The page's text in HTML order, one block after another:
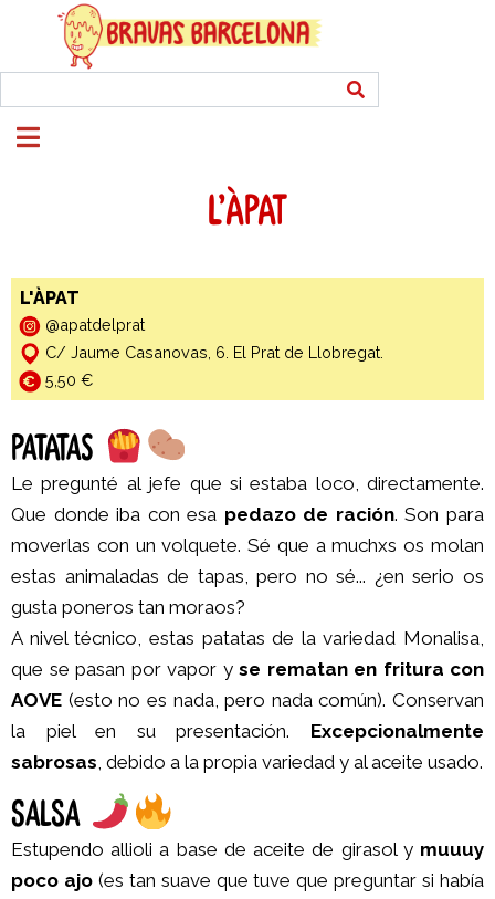
L’ÀPAT
L'ÀPAT
@apatdelprat
C/ Jaume Casanovas, 6. El Prat de Llobregat.
5,50 €
PATATAS
Le pregunté al jefe que si estaba loco, directamente.
Que donde iba con esa pedazo de ración. Son para
moverlas con un volquete. Sé que a muchxs os molan
estas animaladas de tapas, pero no sé... ¿en serio os
gusta poneros tan moraos?
A nivel técnico, estas patatas de la variedad Monalisa,
que se pasan por vapor yse rematan en fritura con
AOVE (esto no es nada, pero nada común). Conservan
la piel en su presentación. Excepcionalmente
sabrosas , debido a la propia variedad y al aceite usado.
SALSA
Estupendo allioli a base de aceite de girasol y muuuy
poco ajo(es tan suave que tuve que preguntar si había